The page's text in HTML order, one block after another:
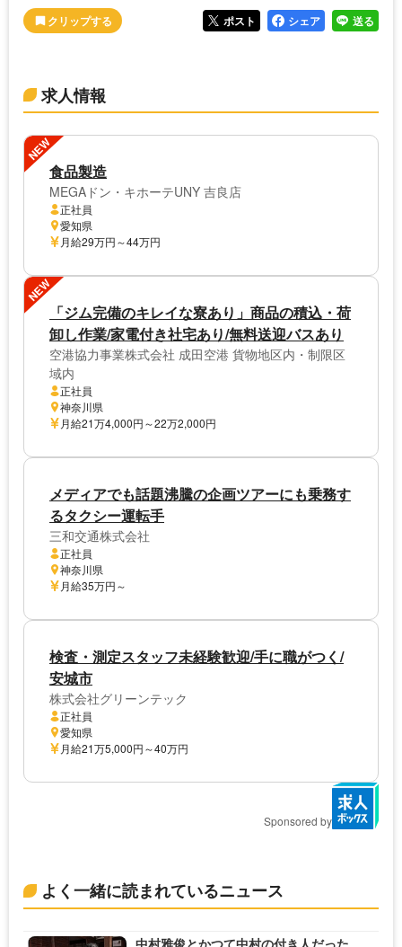
ポスト シェア 送る
求人情報
NEW
食品製造
MEGAドン・キホーテUNY 吉良店
正社員
愛知県
月給29万円～44万円
NEW
「ジム完備のキレイな寮あり」商品の積込・荷
卸し作業/家電付き社宅あり/無料送迎バスあり
空港協力事業株式会社 成田空港 貨物地区内・制限区
域内
正社員
神奈川県
月給21万4,000円～22万2,000円
メディアでも話題沸騰の企画ツアーにも乗務す
るタクシー運転手
三和交通株式会社
正社員
神奈川県
月給35万円～
検査・測定スタッフ未経験歓迎/手に職がつく/
安城市
株式会社グリーンテック
正社員
愛知県
月給21万5,000円～40万円
Sponsored by
よく一緒に読まれているニュース